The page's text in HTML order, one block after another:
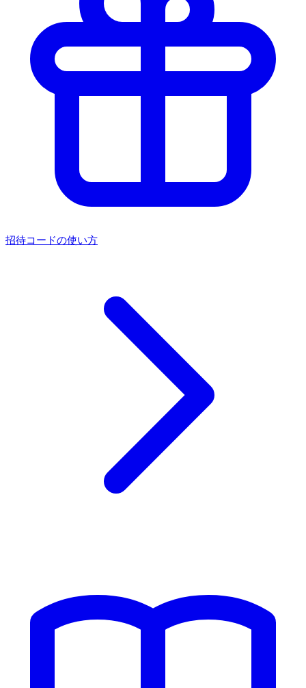
招待コードの使い方